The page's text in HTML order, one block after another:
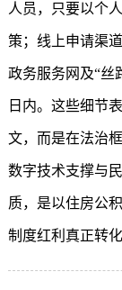
人员，只要以个
策；线上申请渠
政务服务网及“丝
日内。这些细节
文，而是在法治
数字技术支撑与
质，是以住房公
制度红利真正转